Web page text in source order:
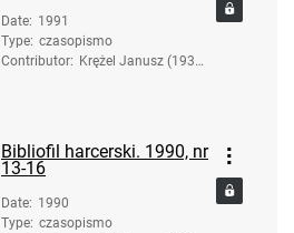
Date: 1991
Type: czasopismo
Contributor: Krężel Janusz (1936-
Bibliofil harcerski. 1990, nr
13-16
Date: 1990
Type: czasopismo